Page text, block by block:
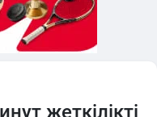
жеткілікті